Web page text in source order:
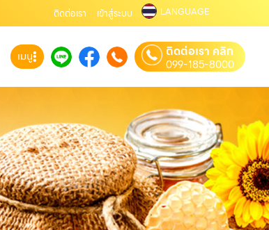
ติดต่อเรา เข้าสู่ระบบ LANGUAGE
เมนู ติดต่อเรา คลิก
099-185-8000